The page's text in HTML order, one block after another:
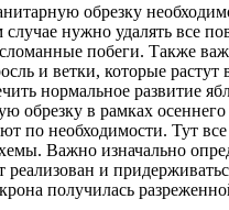
обрезку
случае нужно удалять все
побеги. Также
и ветки, которые растут
нормальное развитие
в рамках осеннего
по необходимости. Тут все
Важно изначально
реализован и
получилась